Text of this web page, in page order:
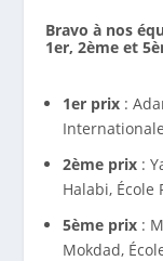
Bravo à nos
1er, 2ème et
1er prix :
2ème prix :
Halabi,
5ème prix :
Mokdad,